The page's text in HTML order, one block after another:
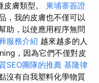
膚類型。 柬埔寨簽證
，我的皮膚也不僅可以
助，以使應用程序無問
服務介紹 越來越多的人
，因為它們不僅對皮
SEO團隊的推薦 基隆律
沒有自我塑料化學物質